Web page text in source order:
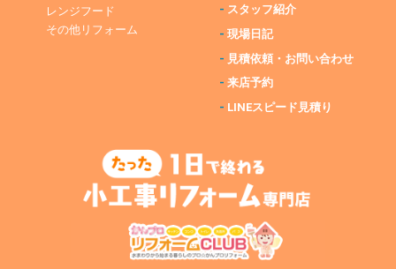
レンジフード
その他リフォーム
- スタッフ紹介
-現場日記
- 見積依頼・お問い合わせ
-来店予約
- LINEスピード見積り